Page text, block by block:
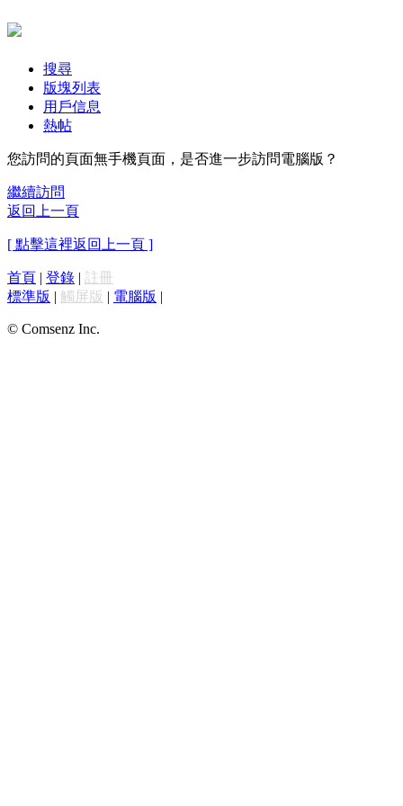
搜尋
版塊列表
用戶信息
熱帖
您訪問的頁面無手機頁面，是否進一步訪問電腦版？
繼續訪問
返回上一頁
[ 點擊這裡返回上一頁 ]
首頁 | 登錄 | 註冊
標準版 | 觸屏版 | 電腦版 |
© Comsenz Inc.